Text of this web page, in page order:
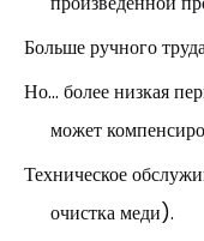
Больше ручного
Но... более низкая
может
Техническое
очистка меди).